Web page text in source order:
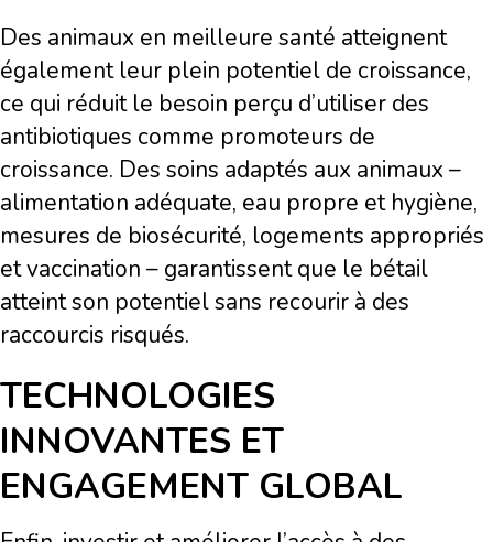
Des animaux en meilleure santé atteignent
également leur plein potentiel de croissance,
ce qui réduit le besoin perçu d’utiliser des
antibiotiques comme promoteurs de
croissance. Des soins adaptés aux animaux –
alimentation adéquate, eau propre et hygiène,
mesures de biosécurité, logements appropriés
et vaccination – garantissent que le bétail
atteint son potentiel sans recourir à des
raccourcis risqués.
TECHNOLOGIES
INNOVANTES ET
ENGAGEMENT GLOBAL